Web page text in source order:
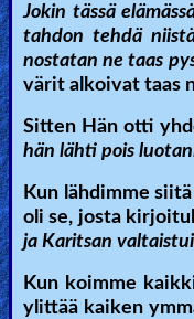
Jokin tässä
tahdon tehdä
nostatan ne taas
värit alkoivat taas
Sitten Hän otti
hän lähti pois
Kun lähdimme
oli se, josta
ja Karitsan
Kun koimme
ylittää kaiken